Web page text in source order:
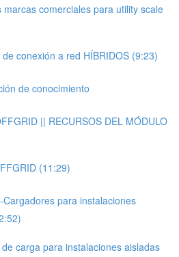
marcas comerciales para utility scale
conexión a red HÍBRIDOS (9:23)
de conocimiento
|| RECURSOS DEL MÓDULO
(11:29)
para instalaciones
carga para instalaciones aisladas